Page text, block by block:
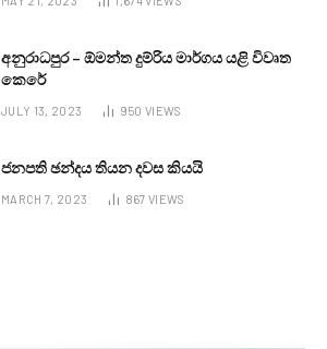
අනුරාධපුර – ඕමන්ත දුම්රිය මාර්ගය යළි විවෘත
කෙරේ
JULY 13, 2023 950 VIEWS
ජනපති ඡන්දය තියන දවස කියයි
MARCH 7, 2023 867 VIEWS